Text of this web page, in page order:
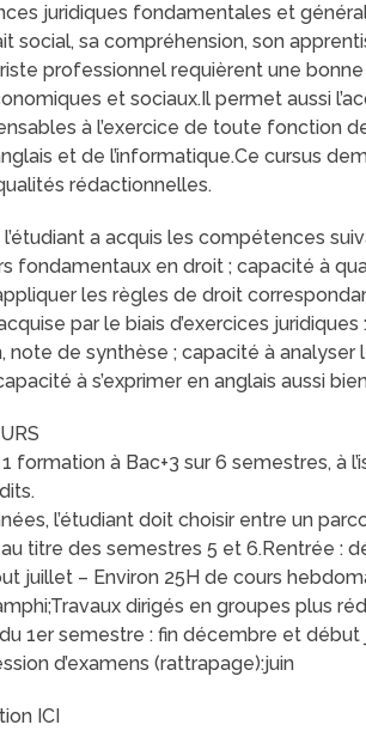
juridiques fondamentales et
social, sa compréhension, son
professionnel requièrent une
et sociaux.Il permet aussi
à l’exercice de toute fonction
et de l’informatique.Ce cursus
rédactionnelles.
l’étudiant a acquis les compétences
fondamentaux en droit ; capacité à
les règles de droit
par le biais d’exercices
note de synthèse ; capacité à analyser
à s’exprimer en anglais aussi bien
formation à Bac+3 sur 6 semestres, à
l’étudiant doit choisir entre un
titre des semestres 5 et 6.Rentrée :
juillet – Environ 25H de cours
dirigés en groupes plus
1er semestre : fin décembre et début
d’examens (rattrapage):juin
ICI